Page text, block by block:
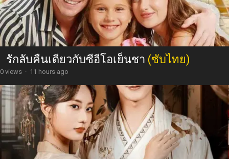
รักลับคืนเดียวกับซีอีโอเย็นชา (ซับไทย)
0 views · 11 hours ago